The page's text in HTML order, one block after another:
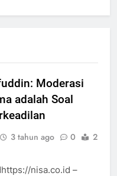
Moderasi
adalah Soal
3 tahun ago 0
2
nisa.co.id –